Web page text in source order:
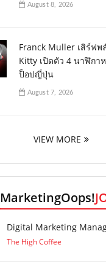
August 8, 2026
Franck Muller เสิร์ฟ
Kitty เปิดตัว 4 นาฬิกา
ป็อปญี่ปุ่น
August 7, 2026
VIEW MORE
MarketingOops!
Digital Marketing
The High Coffee